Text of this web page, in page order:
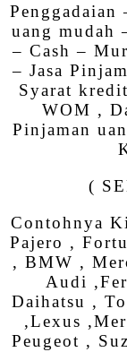
uang mudah
– Cash –
– Jasa
Syarat
WOM ,
Pinjaman
(
Contohnya
Pajero ,
, BMW ,
Audi
Daihatsu ,
,Lexus
Peugeot ,